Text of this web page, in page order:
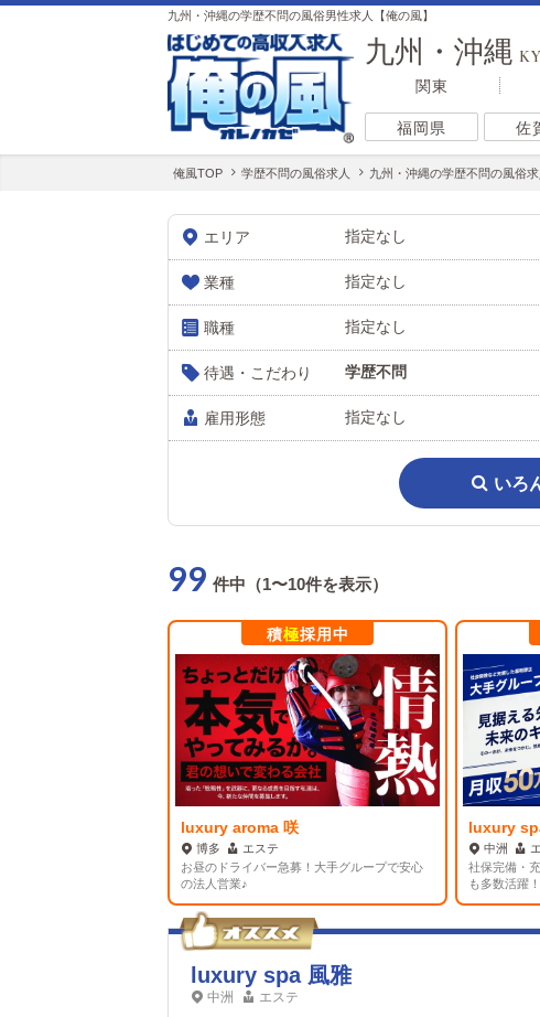
九州・沖縄の学歴不問の風俗男性求人【俺の風】
九州・沖縄
関東
福岡県 佐
俺風TOP 学歴不問の風俗求人 九州・沖縄の学歴不問の風俗求
エリア 指定なし
業種 指定なし
職種 指定なし
待遇・こだわり 学歴不問
雇用形態 指定なし
いろ
99 件中（1〜10件を表示）
積極採用中
luxury aroma 咲
博多
エステ
お昼のドライバー急募！大手グループで安心
の法人営業♪
luxury
中洲
社保完備・
も多数活躍！
luxury spa 風雅
中洲 エステ